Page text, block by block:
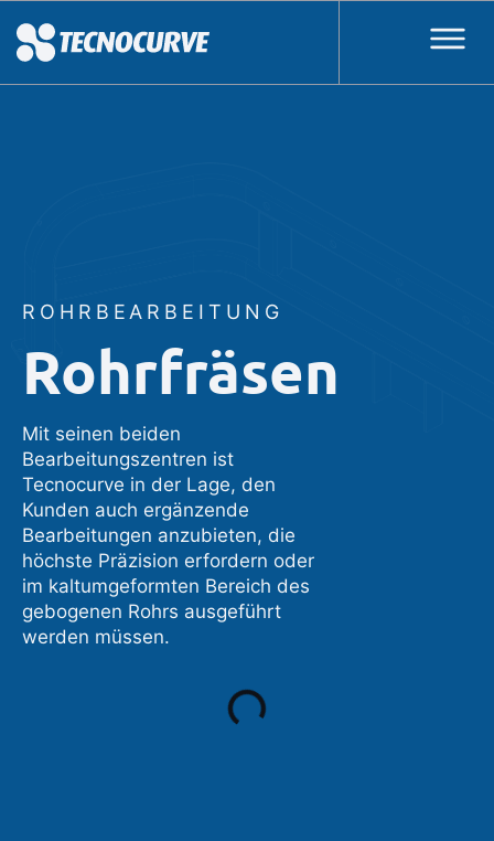
ROHRBEARBEITUNG
Rohrfräsen
Mit seinen beiden
Bearbeitungszentren ist
Tecnocurve in der Lage, den
Kunden auch ergänzende
Bearbeitungen anzubieten, die
höchste Präzision erfordern oder
im kaltumgeformten Bereich des
gebogenen Rohrs ausgeführt
werden müssen.